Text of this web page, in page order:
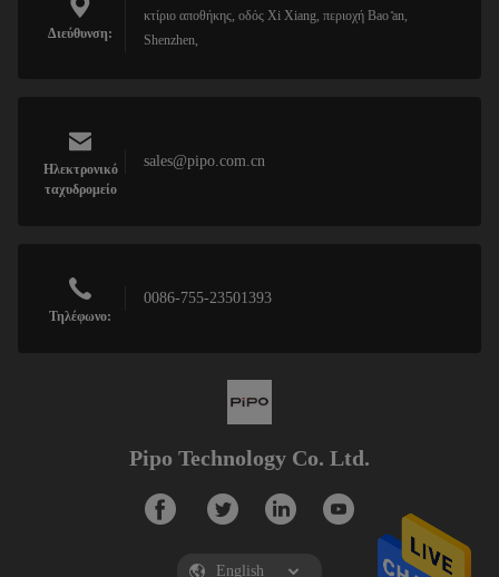
Διεύθυνση:
κτίριο αποθήκης, οδός Xi Xiang, περιοχή Bao ̊an,
Shenzhen,
Ηλεκτρονικό
ταχυδρομείο
sales@pipo.com.cn
Τηλέφωνο:
0086-755-23501393
Pipo Technology Co. Ltd.